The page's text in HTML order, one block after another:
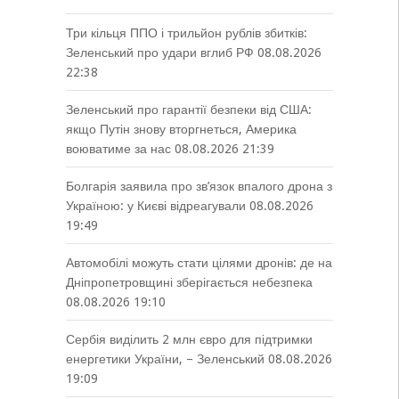
Три кільця ППО і трильйон рублів збитків:
Зеленський про удари вглиб РФ 08.08.2026
22:38
Зеленський про гарантії безпеки від США:
якщо Путін знову вторгнеться, Америка
воюватиме за нас 08.08.2026 21:39
Болгарія заявила про зв’язок впалого дрона з
Україною: у Києві відреагували 08.08.2026
19:49
Автомобілі можуть стати цілями дронів: де на
Дніпропетровщині зберігається небезпека
08.08.2026 19:10
Сербія виділить 2 млн євро для підтримки
енергетики України, – Зеленський 08.08.2026
19:09